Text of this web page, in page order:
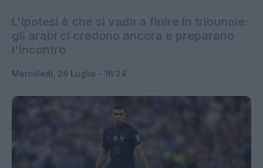
L'ipotesi è che si vada a finire in tribunale:
gli arabi ci credono ancora e preparano
l'incontro
Mercoledì, 26 Luglio - 16:24